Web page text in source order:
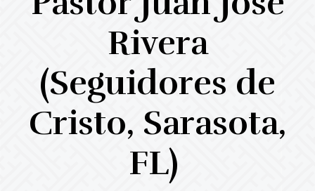
Rivera
(Seguidores de
Cristo, Sarasota,
FL)